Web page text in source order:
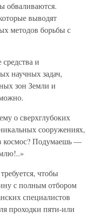
обваливаются.
выводят
методов борьбы с
и
научных задач,
зон Земли и
о сверхглубоких
сооружениях,
космос? Подумаешь —
чтобы
с полным отбором
специалистов
проходки пяти-или